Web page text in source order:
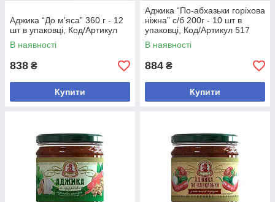
Аджика “До мʼяса” 360 г - 12
шт в упаковці, Код/Артикул
В наявності
838 ₴
Купити
Аджика “По-абхазьки горіхова
ніжна” с/б 200г - 10 шт в
упаковці, Код/Артикул 517
В наявності
884 ₴
Купити